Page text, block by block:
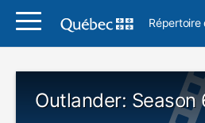
Répertoire
Outlander: Season